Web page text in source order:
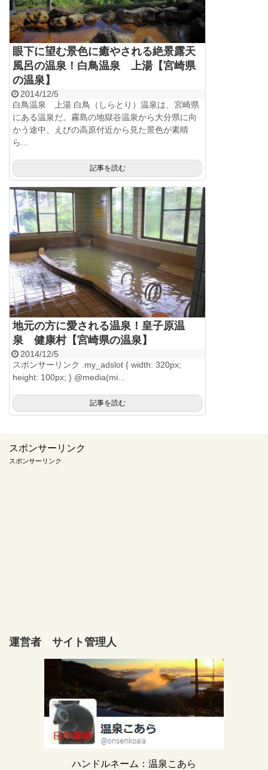
眼下に望む景色に癒やされる絶景露天
風呂の温泉！白鳥温泉 上湯【宮崎県
の温泉】
2014/12/5
白鳥温泉 上湯 白鳥（しらとり）温泉は、宮崎県
にある温泉だ。霧島の地獄谷温泉から大分県に向
かう途中、えびの高原付近から見た景色が素晴
ら...
記事を読む
地元の方に愛される温泉！皇子原温
泉 健康村【宮崎県の温泉】
2014/12/5
スポンサーリンク .my_adslot { width: 320px;
height: 100px; } @media(mi...
記事を読む
スポンサーリンク
スポンサーリンク
運営者 サイト管理人
ハンドルネーム：温泉こあら